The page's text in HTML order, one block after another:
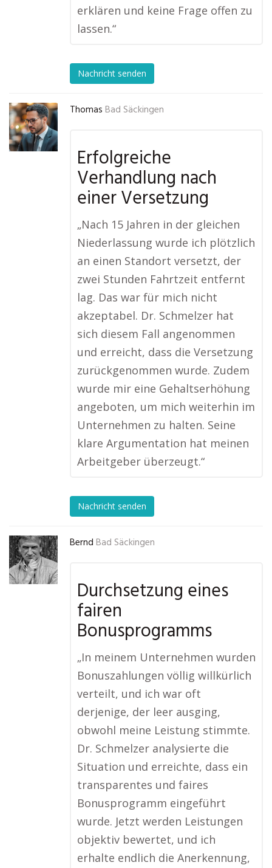
erklären und keine Frage offen zu
lassen.“
Nachricht senden
Thomas Bad Säckingen
Erfolgreiche
Verhandlung nach
einer Versetzung
„Nach 15 Jahren in der gleichen
Niederlassung wurde ich plötzlich
an einen Standort versetzt, der
zwei Stunden Fahrtzeit entfernt
lag. Das war für mich nicht
akzeptabel. Dr. Schmelzer hat
sich diesem Fall angenommen
und erreicht, dass die Versetzung
zurückgenommen wurde. Zudem
wurde mir eine Gehaltserhöhung
angeboten, um mich weiterhin im
Unternehmen zu halten. Seine
klare Argumentation hat meinen
Arbeitgeber überzeugt.“
Nachricht senden
Bernd Bad Säckingen
Durchsetzung eines
fairen
Bonusprogramms
„In meinem Unternehmen wurden
Bonuszahlungen völlig willkürlich
verteilt, und ich war oft
derjenige, der leer ausging,
obwohl meine Leistung stimmte.
Dr. Schmelzer analysierte die
Situation und erreichte, dass ein
transparentes und faires
Bonusprogramm eingeführt
wurde. Jetzt werden Leistungen
objektiv bewertet, und ich
erhalte endlich die Anerkennung,